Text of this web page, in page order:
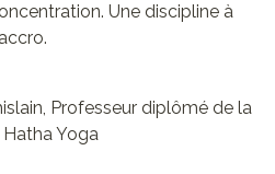
Une discipline à
Professeur diplômé de la
Yoga